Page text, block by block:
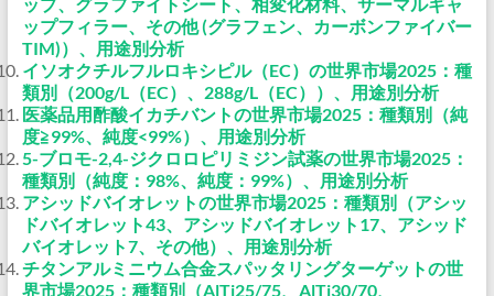
ップフィラー、その他 (グラフェン、カーボンファイバー
TIM)）、用途別分析
イソオクチルフルロキシピル（EC）の世界市場2025：種
類別（200g/L（EC）、288g/L（EC））、用途別分析
医薬品用酢酸イカチバントの世界市場2025：種類別（純
度≧99%、純度<99%）、用途別分析
5-ブロモ-2,4-ジクロロピリミジン試薬の世界市場2025：
種類別（純度：98%、純度：99%）、用途別分析
アシッドバイオレットの世界市場2025：種類別（アシッ
ドバイオレット43、アシッドバイオレット17、アシッド
バイオレット7、その他）、用途別分析
チタンアルミニウム合金スパッタリングターゲットの世
界市場2025：種類別（AlTi25/75、AlTi30/70、